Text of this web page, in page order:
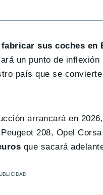
fabricar sus coches
un punto de
país que se
arrancará en
208, Opel
que sacará